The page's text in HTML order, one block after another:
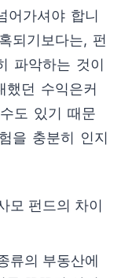
어가셔야 합니
되기보다는, 펀
파악하는 것이
했던 수익은커
도 있기 때문
을 충분히 인지
모 펀드의 차이
류의 부동산에